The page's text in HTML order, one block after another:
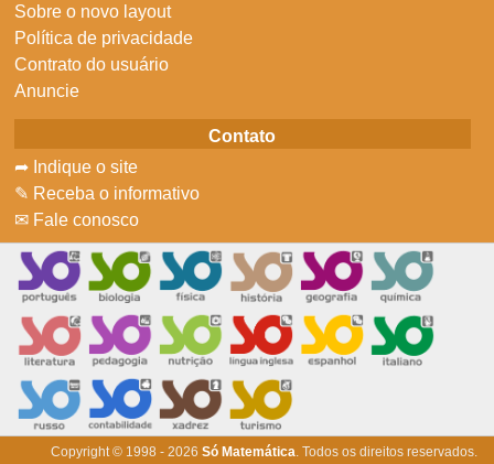
Sobre o novo layout
Política de privacidade
Contrato do usuário
Anuncie
Contato
➦ Indique o site
✎ Receba o informativo
✉ Fale conosco
Copyright © 1998 - 2026 Só Matemática. Todos os direitos reservados.